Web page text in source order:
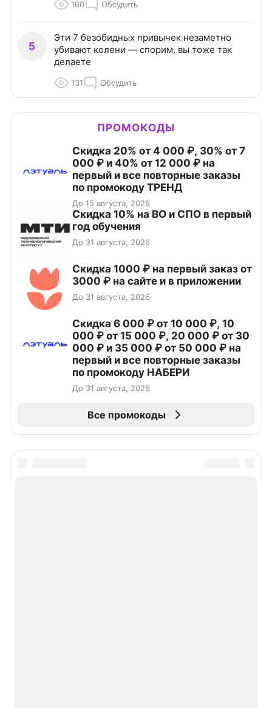
160 Обсудить
5
Эти 7 безобидных привычек незаметно
убивают колени — спорим, вы тоже так
делаете
131 Обсудить
ПРОМОКОДЫ
Скидка 20% от 4 000 ₽, 30% от 7
000 ₽ и 40% от 12 000 ₽ на
первый и все повторные заказы
по промокоду ТРЕНД
До 15 августа, 2026
Скидка 10% на ВО и СПО в первый
год обучения
До 31 августа, 2026
Скидка 1000 ₽ на первый заказ от
3000 ₽ на сайте и в приложении
До 31 августа, 2026
Скидка 6 000 ₽ от 10 000 ₽, 10
000 ₽ от 15 000 ₽, 20 000 ₽ от 30
000 ₽ и 35 000 ₽ от 50 000 ₽ на
первый и все повторные заказы
по промокоду НАБЕРИ
До 31 августа, 2026
Все промокоды